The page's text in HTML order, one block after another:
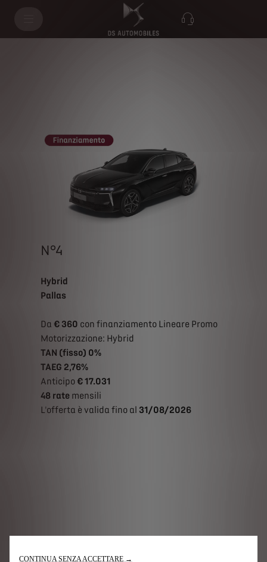
N°4
N°4
Hybrid
Pallas
Da € 360 con finanziamento Lineare Promo
Motorizzazione: Hybrid
TAN (fisso) 0%
TAEG 2,76%
Anticipo€ 17.031
48 rate mensili
L'offerta è valida fino al 31/08/2026
Nota legale e consumi
CONTINUA SENZA ACCETTARE →